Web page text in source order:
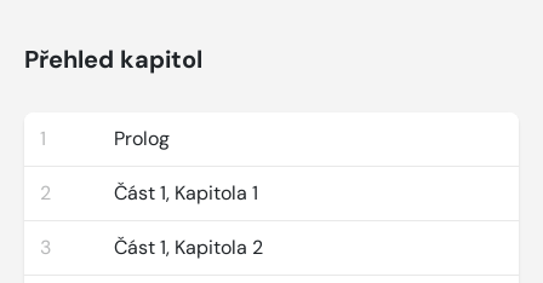
Přehled kapitol
1 Prolog
2 Část 1, Kapitola 1
3 Část 1, Kapitola 2